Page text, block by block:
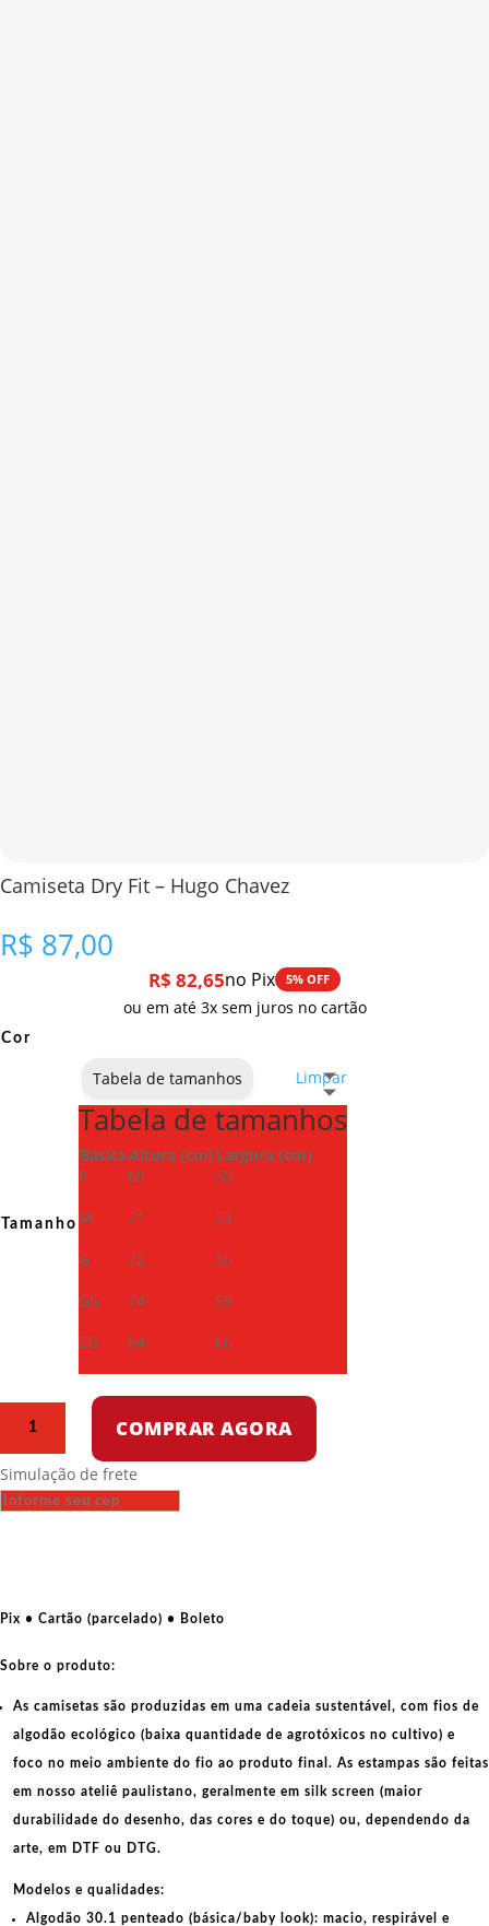
Camiseta Dry Fit – Hugo Chavez
R$ 87,00
R$ 82,65no Pix 5% OFF
ou em até 3x sem juros no cartão
Cor
Tamanho
Limpar
Tabela de tamanhos
Tabela de tamanhos
BásicaAltura (cm) Largura (cm)
P
69
50
M
71
53
G
72
56
GG
74
59
EG
84 66
-
Hugo
COMPRAR AGORA
Simulação de frete
Pix • Cartão (parcelado) • Boleto
Sobre o produto:
As camisetas são produzidas em uma cadeia sustentável, com fios de
algodão ecológico (baixa quantidade de agrotóxicos no cultivo) e
foco no meio ambiente do fio ao produto final. As estampas são feitas
em nosso ateliê paulistano, geralmente em silk screen (maior
durabilidade do desenho, das cores e do toque) ou, dependendo da
arte, em DTF ou DTG.
Modelos e qualidades:
Algodão 30.1 penteado (básica/baby look): macio, respirável e